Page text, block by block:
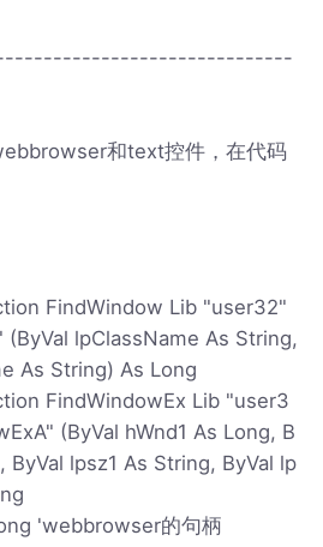
和text控件，在代码
FindWindow Lib "user32"
(ByVal lpClassName As String,
As String) As Long
FindWindowEx Lib "user3
(ByVal hWnd1 As Long, B
ByVal lpsz1 As String, ByVal lp
'webbrowser的句柄